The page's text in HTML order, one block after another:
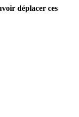
déplacer ces